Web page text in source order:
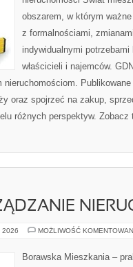
obszarem, w którym
z formalnościami,
indywidualnymi
właścicieli i najemców.
Publikowane
oraz spojrzeć na zakup,
różnych perspektyw.
2026 MOŻLIWOŚĆ
Borawska Mieszkania –